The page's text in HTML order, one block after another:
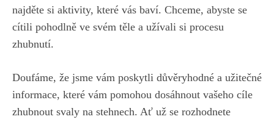
najděte si‍ aktivity,⁢ které vás baví. Chceme, abyste ​se
cítili pohodlně ve svém těle ⁣a užívali si procesu
zhubnutí.
Doufáme, že jsme vám poskytli důvěryhodné a užitečné
informace, které vám pomohou⁣ dosáhnout ⁤vašeho cíle
zhubnout svaly ​na stehnech. Ať už se rozhodnete